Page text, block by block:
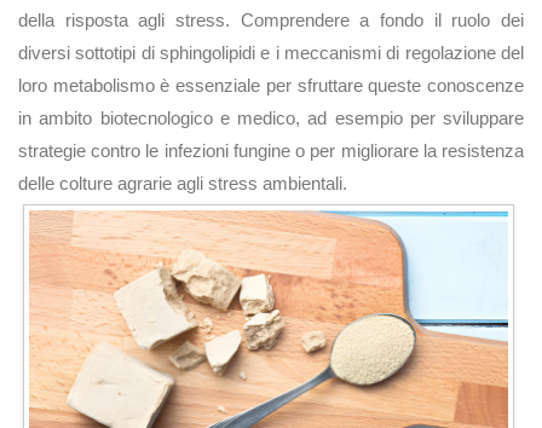
della risposta agli stress. Comprendere a fondo il ruolo dei
diversi sottotipi di sphingolipidi e i meccanismi di regolazione del
loro metabolismo è essenziale per sfruttare queste conoscenze
in ambito biotecnologico e medico, ad esempio per sviluppare
strategie contro le infezioni fungine o per migliorare la resistenza
delle colture agrarie agli stress ambientali.